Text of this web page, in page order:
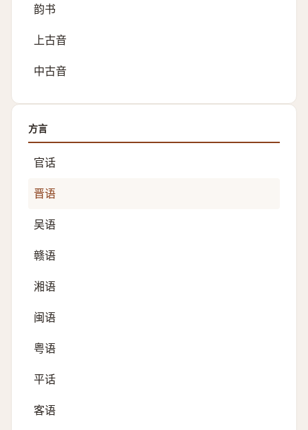
韵书
上古音
中古音
方言
官话
晋语
吴语
赣语
湘语
闽语
粤语
平话
客语